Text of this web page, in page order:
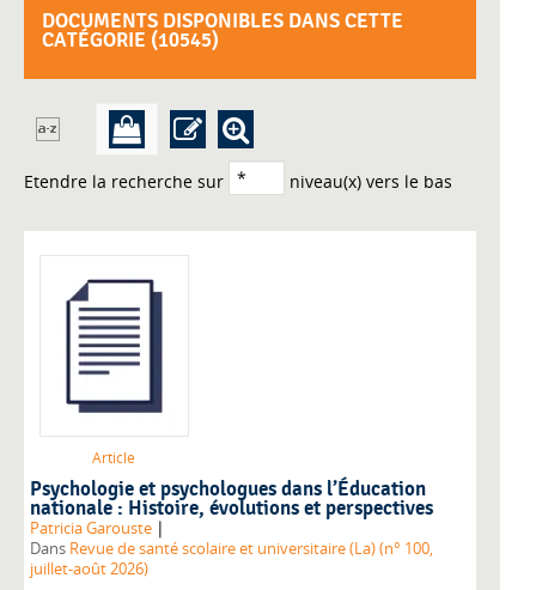
DOCUMENTS DISPONIBLES DANS CETTE
CATÉGORIE (10545)
Etendre la recherche sur niveau(x) vers le bas
Article
Psychologie et psychologues dans l’Éducation
nationale : Histoire, évolutions et perspectives
Patricia Garouste |
Dans Revue de santé scolaire et universitaire (La) (n° 100,
juillet-août 2026)